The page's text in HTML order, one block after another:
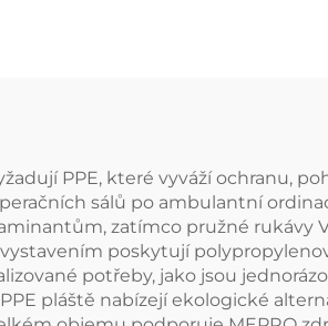
PPE, které vyváží ochranu,
sálů po ambulantní
zatímco pružné rukávy
poskytují
potřeby, jako jsou
pláště nabízejí ekologické